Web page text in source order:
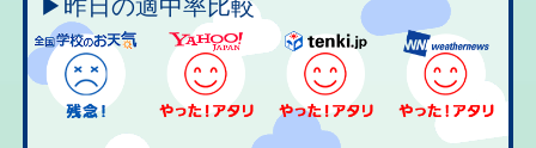
▶昨日の適中率比較